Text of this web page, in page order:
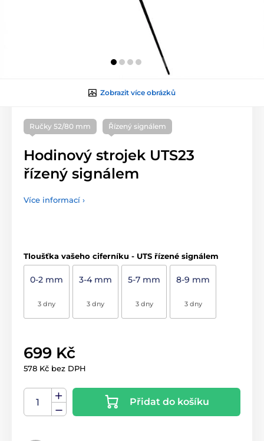
Zobrazit více obrázků
Ručky 52/80 mm Řízený signálem
Hodinový strojek UTS23
řízený signálem
Více informací ›
Tloušťka vašeho ciferníku - UTS řízené signálem
0-2 mm
3 dny
3-4 mm
3 dny
5-7 mm
3 dny
8-9 mm
3 dny
699 Kč
578 Kč bez DPH
Přidat do košíku